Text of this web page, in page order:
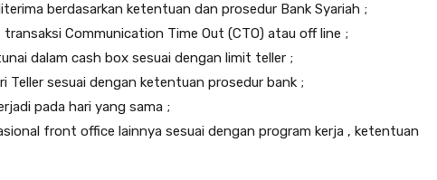
berdasarkan ketentuan dan prosedur Bank Syariah ;
transaksi Communication Time Out (CTO) atau off line ;
dalam cash box sesuai dengan limit teller ;
Teller sesuai dengan ketentuan prosedur bank ;
pada hari yang sama ;
front office lainnya sesuai dengan program kerja , ketentuan